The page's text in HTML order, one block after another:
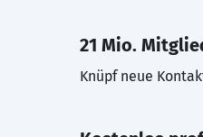
21 Mio.
Knüpf neue